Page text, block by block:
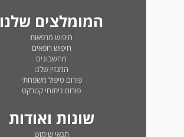
המומלצים שלנו
חיפוש מרפאות
חיפוש רופאים
מחשבונים
המגזין שלנו
פורום טיפול משפחתי
פורום ניתוחי קטרקט
שונות ואודות
תנאי שימוש